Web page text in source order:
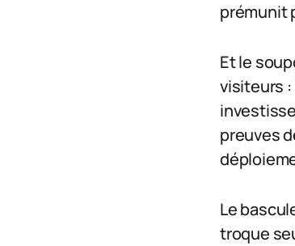
prémunit
Et le
visiteurs
preuves
Le
troque